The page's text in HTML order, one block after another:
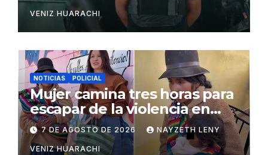
VENIZ HUARACHI
NOTICIAS POLICIAL
Mujer camina tres horas para
escapar de la violencia en
Potosí
7 DE AGOSTO DE 2026 NAYZETH LENY
VENIZ HUARACHI